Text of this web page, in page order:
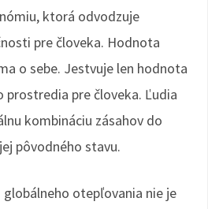
ktorá odvodzuje
pre človeka. Hodnota
o sebe. Jestvuje len hodnota
prostredia pre človeka. Ľudia
kombináciu zásahov do
pôvodného stavu.
otepľovania nie je